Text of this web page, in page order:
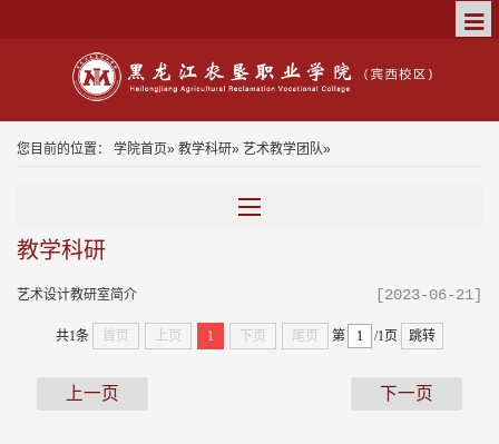
您目前的位置： 学院首页» 教学科研» 艺术教学团队»
教学科研
[2023-06-21]
艺术设计教研室简介
共1条 首页 上页 1 下页 尾页 第 /1页 跳转
上一页 下一页